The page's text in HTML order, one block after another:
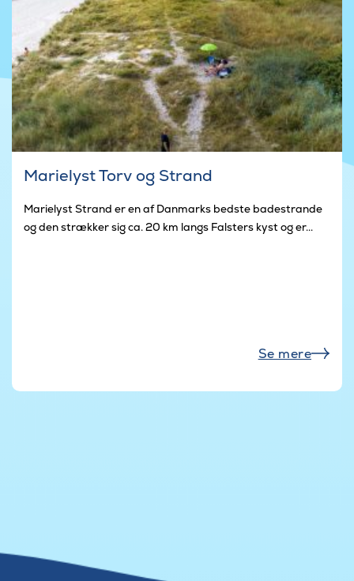
Marielyst Torv og Strand
Marielyst Strand er en af Danmarks bedste badestrande
og den strækker sig ca. 20 km langs Falsters kyst og er...
Se mere